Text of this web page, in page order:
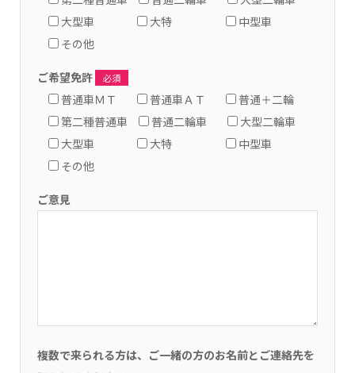
大型車
大特
中型車
その他
ご希望免許 必須
普通車ＭＴ 普通車ＡＴ
普通＋二輪
第二種普通車
普通二輪車
大型二輪車
大型車
大特
中型車
その他
ご意見
複数で来られる方は、ご一緒の方のお名前とご連絡先を